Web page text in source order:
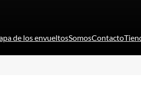
de los envueltosSomosContacto